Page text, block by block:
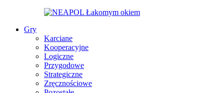
Gry
Karciane
Kooperacyjne
Logiczne
Przygodowe
Strategiczne
Zręcznościowe